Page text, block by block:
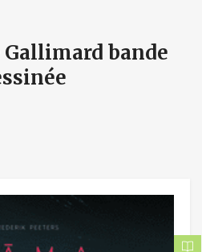
bande